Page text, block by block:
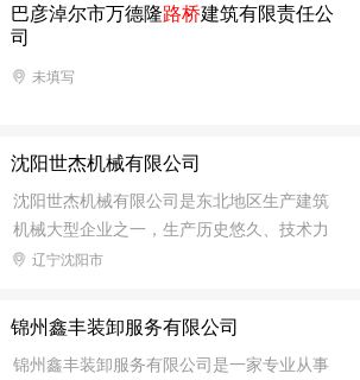
了ISO9001-2008质量体系认证呵工程橡胶
行业的全国工业产品生产许可证。
巴彦淖尔市万德隆路桥建筑有限责任公
司
未填写
沈阳世杰机械有限公司
沈阳世杰机械有限公司是东北地区生产建筑
机械大型企业之一，生产历史悠久、技术力
量雄厚，是一家集建筑机械与工程机械的生
大型企业。专业为建筑施工、路桥施工、隧
道施工、各式土建施工队伍设计并制造20m
3-180m3混凝土搅拌站、WBZ300-600型
辽宁沈阳市
锦州鑫丰装卸服务有限公司
锦州鑫丰装卸服务有限公司是一家专业从事